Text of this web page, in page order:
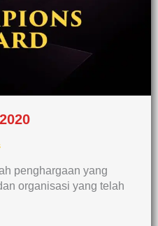
penghargaan yang
organisasi yang telah